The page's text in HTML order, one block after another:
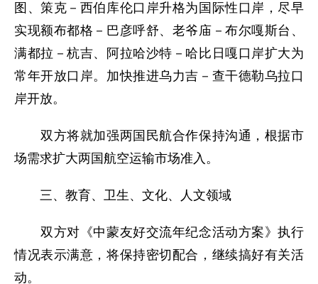
图、策克－西伯库伦口岸升格为国际性口岸，尽早
实现额布都格－巴彦呼舒、老爷庙－布尔嘎斯台、
满都拉－杭吉、阿拉哈沙特－哈比日嘎口岸扩大为
常年开放口岸。加快推进乌力吉－查干德勒乌拉口
岸开放。
双方将就加强两国民航合作保持沟通，根据市
场需求扩大两国航空运输市场准入。
三、教育、卫生、文化、人文领域
双方对《中蒙友好交流年纪念活动方案》执行
情况表示满意，将保持密切配合，继续搞好有关活
动。